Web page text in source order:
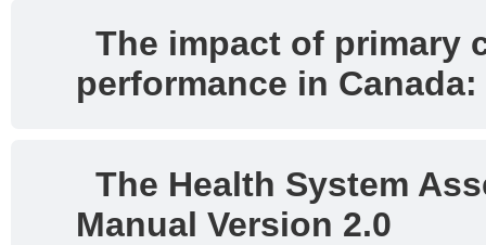
The impact of primary
performance in
The Health System
Manual Version 2.0